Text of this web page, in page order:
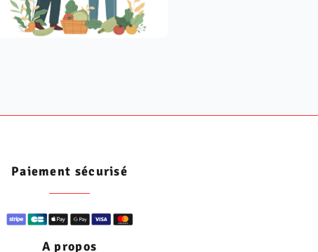
Paiement sécurisé
A propos